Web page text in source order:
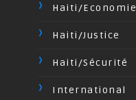
Haiti/Economie
Haiti/Justice
Haiti/Sécurité
International